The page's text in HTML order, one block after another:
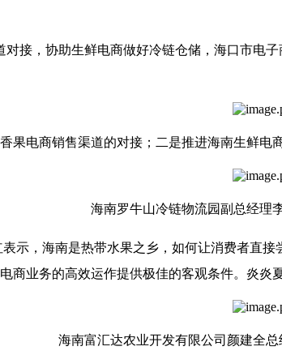
对接，协助生鲜电商做好冷链仓储，海口市
果电商销售渠道的对接；二是推进海南生鲜电
海南罗牛山冷链物流园副总经理
示，海南是热带水果之乡，如何让消费者直
商业务的高效运作提供极佳的客观条件。炎
海南富汇达农业开发有限公司颜建全